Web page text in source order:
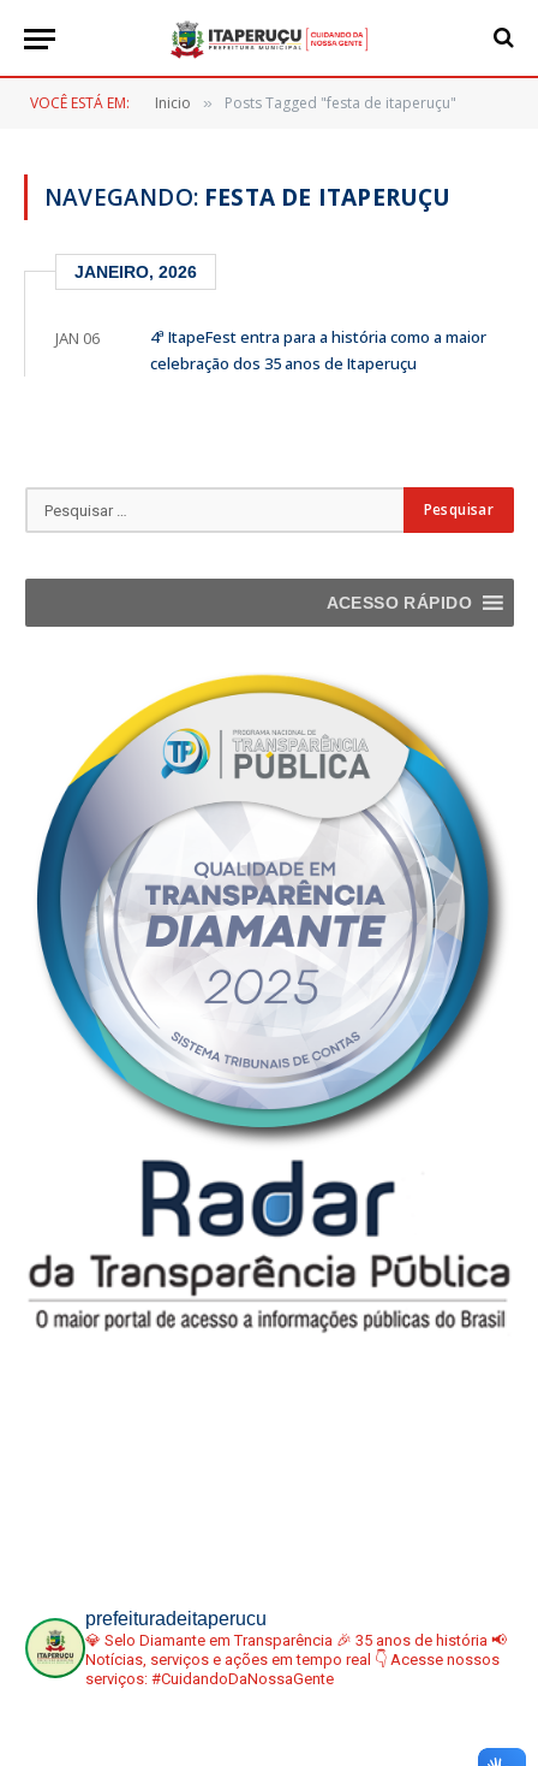
VOCÊ ESTÁ EM: Inicio » Posts Tagged "festa de itaperuçu"
NAVEGANDO: FESTA DE ITAPERUÇU
JANEIRO, 2026
JAN 06
4ª ItapeFest entra para a história como a maior
celebração dos 35 anos de Itaperuçu
ACESSO RÁPIDO
prefeituradeitaperucu
💎 Selo Diamante em Transparência 🎉 35 anos de história 📢
Notícias, serviços e ações em tempo real 👇 Acesse nossos
serviços: #CuidandoDaNossaGente